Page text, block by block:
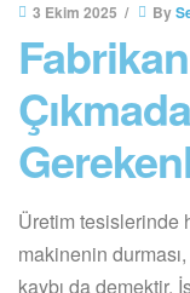
3 Ekim 2025 By
Üretim tesislerinde
makinenin
kaybı da demektir.